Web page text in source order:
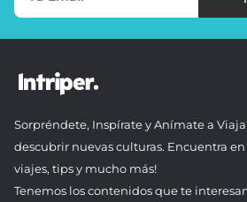
Sorpréndete, Inspírate y Anímate a
descubrir nuevas culturas. Encuentra
viajes, tips y mucho más!
Tenemos los contenidos que te